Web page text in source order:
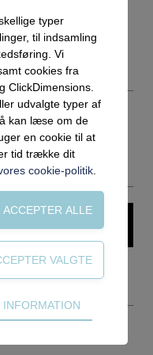
værktøj for borgeren
med borgeren.
juridiske
på.
gratis i en
typer
til indsamling
Vi
cookies fra
ClickDimensions.
udvalgte typer af
kan læse om de
en cookie til at
tid trække dit
cookie-politik
for hjemmesidens